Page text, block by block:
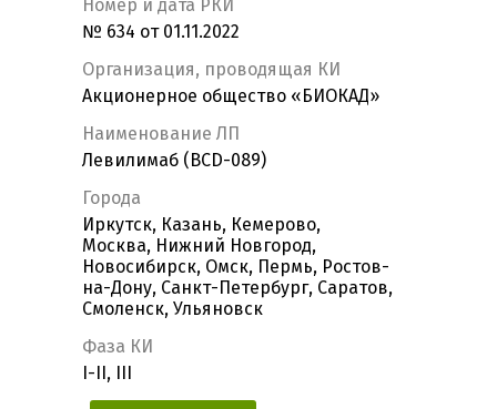
Номер и дата РКИ
№ 634 от 01.11.2022
Организация, проводящая КИ
Акционерное общество «БИОКАД»
Наименование ЛП
Левилимаб (BCD-089)
Города
Иркутск, Казань, Кемерово,
Москва, Нижний Новгород,
Новосибирск, Омск, Пермь, Ростов-
на-Дону, Санкт-Петербург, Саратов,
Смоленск, Ульяновск
Фаза КИ
I-II, III